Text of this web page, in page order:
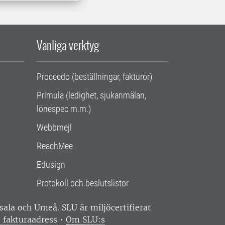
Vanliga verktyg
Proceedo (beställningar, fakturor)
Primula (ledighet, sjukanmälan,
lönespec m.m.)
Webbmejl
ReachMee
Edusign
Protokoll och beslutslistor
och Umeå. SLU är miljöcertifierat
fakturaadress • Om SLU:s